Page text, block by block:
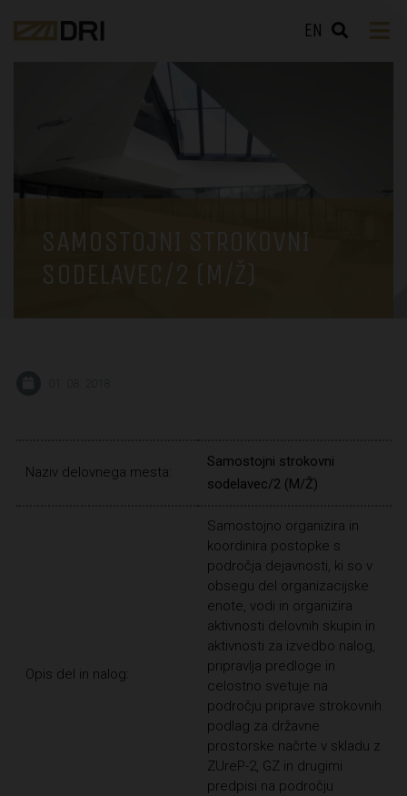
EN
SAMOSTOJNI STROKOVNI
SODELAVEC/2 (M/Ž)
Naziv delovnega mesta:
Samostojni strokovni
sodelavec/2 (M/Ž)
Opis del in nalog:
Samostojno organizira in
koordinira postopke s
področja dejavnosti, ki so v
obsegu del organizacijske
enote, vodi in organizira
aktivnosti delovnih skupin in
aktivnosti za izvedbo nalog,
pripravlja predloge in
celostno svetuje na
področju priprave strokovnih
podlag za državne
prostorske načrte v skladu z
ZUreP-2, GZ in drugimi
predpisi na področju